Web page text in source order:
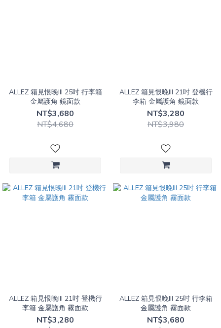
ALLEZ 箱見恨晚III 25吋 行李箱
金屬護角 鏡面款
NT$3,680
NT$4,680
ALLEZ 箱見恨晚III 21吋 登機行
李箱 金屬護角 鏡面款
NT$3,280
NT$3,980
ALLEZ 箱見恨晚III 21吋 登機行
李箱 金屬護角 霧面款
NT$3,280
ALLEZ 箱見恨晚III 25吋 行李箱
金屬護角 霧面款
NT$3,680